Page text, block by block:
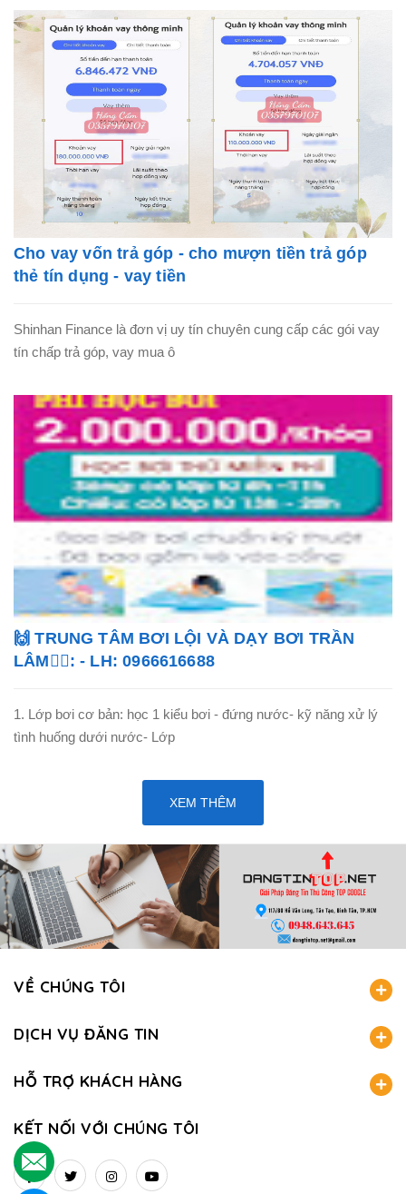
Cho vay vốn trả góp - cho mượn tiền trả góp
thẻ tín dụng - vay tiền
Shinhan Finance là đơn vị uy tín chuyên cung cấp các gói vay
tín chấp trả góp, vay mua ô
🙌 TRUNG TÂM BƠI LỘI VÀ DẠY BƠI TRẦN
LÂM🏊‍♂️: - LH: 0966616688
1. Lớp bơi cơ bản: học 1 kiểu bơi - đứng nước- kỹ năng xử lý
tình huống dưới nước- Lớp
XEM THÊM
VỀ CHÚNG TÔI
DỊCH VỤ ĐĂNG TIN
HỖ TRỢ KHÁCH HÀNG
KẾT NỐI VỚI CHÚNG TÔI
.